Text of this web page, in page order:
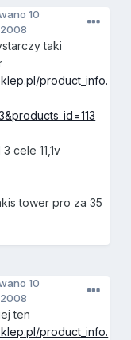
10
taki
product_info.
cele 11,1v
tower pro za 35
10
ten
product_info.